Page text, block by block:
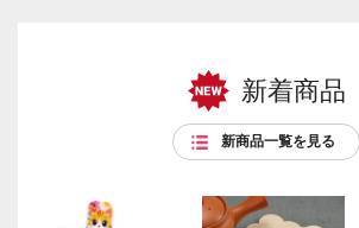
新着商品
新商品一覧を見る